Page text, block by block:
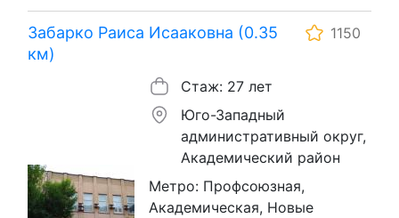
Забарко Раиса Исааковна (0.35
км)
1150
Стаж: 27 лет
Юго-Западный
административный округ,
Академический район
Метро: Профсоюзная,
Академическая, Новые